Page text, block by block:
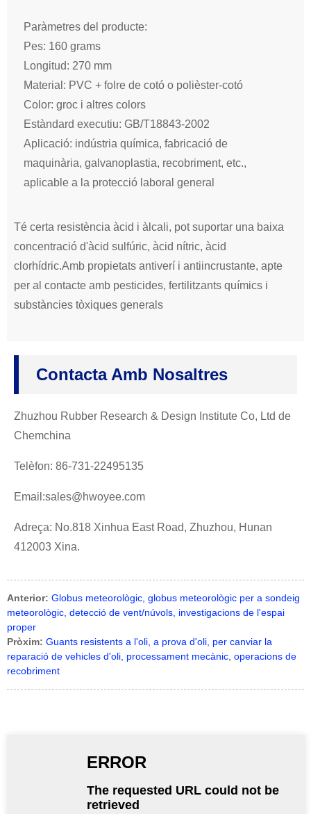
Paràmetres del producte:
Pes: 160 grams
Longitud: 270 mm
Material: PVC + folre de cotó o polièster-cotó
Color: groc i altres colors
Estàndard executiu: GB/T18843-2002
Aplicació: indústria química, fabricació de
maquinària, galvanoplastia, recobriment, etc.,
aplicable a la protecció laboral general
Té certa resistència àcid i àlcali, pot suportar una baixa
concentració d'àcid sulfúric, àcid nítric, àcid
clorhídric.Amb propietats antiverí i antiincrustante, apte
per al contacte amb pesticides, fertilitzants químics i
substàncies tòxiques generals
Contacta Amb Nosaltres
Zhuzhou Rubber Research & Design Institute Co, Ltd de
Chemchina
Telèfon: 86-731-22495135
Email:sales@hwoyee.com
Adreça: No.818 Xinhua East Road, Zhuzhou, Hunan
412003 Xina.
Anterior: Globus meteorològic, globus meteorològic per a sondeig
meteorològic, detecció de vent/núvols, investigacions de l'espai
proper
Pròxim: Guants resistents a l'oli, a prova d'oli, per canviar la
reparació de vehicles d'oli, processament mecànic, operacions de
recobriment